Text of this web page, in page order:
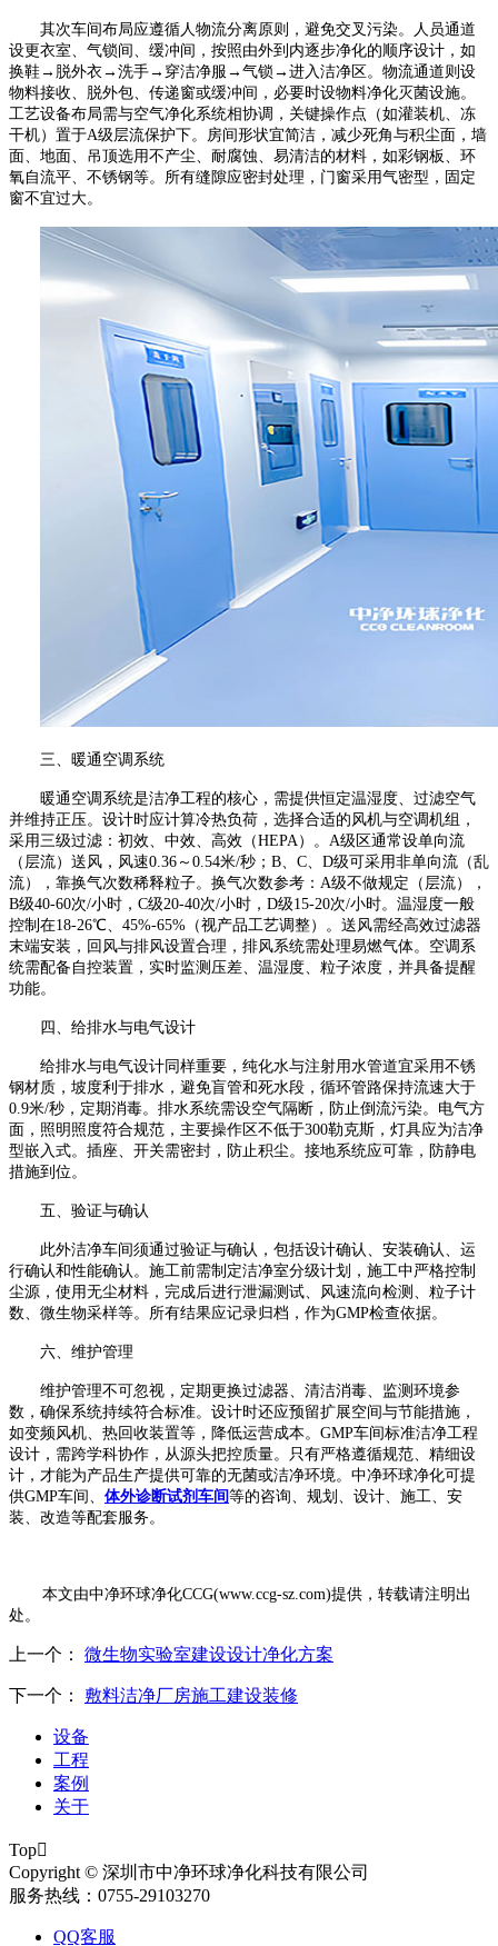
其次车间布局应遵循人物流分离原则，避免交叉污染。人员通道
设更衣室、气锁间、缓冲间，按照由外到内逐步净化的顺序设计，如
换鞋→脱外衣→洗手→穿洁净服→气锁→进入洁净区。物流通道则设
物料接收、脱外包、传递窗或缓冲间，必要时设物料净化灭菌设施。
工艺设备布局需与空气净化系统相协调，关键操作点（如灌装机、冻
干机）置于A级层流保护下。房间形状宜简洁，减少死角与积尘面，墙
面、地面、吊顶选用不产尘、耐腐蚀、易清洁的材料，如彩钢板、环
氧自流平、不锈钢等。所有缝隙应密封处理，门窗采用气密型，固定
窗不宜过大。
三、暖通空调系统
暖通空调系统是洁净工程的核心，需提供恒定温湿度、过滤空气
并维持正压。设计时应计算冷热负荷，选择合适的风机与空调机组，
采用三级过滤：初效、中效、高效（HEPA ）。 A级区通常设单向流
（层流）送风，风速0.36 ～ 0.54米/秒； B C D级可采用非单向流（乱
流），靠换气次数稀释粒子。换气次数参考： A级不做规定（层流），
B级40-60次/小时， C级20-40次/小时， D级15-20次/小时。温湿度一般
控制在18-26℃、 45%-65% （视产品工艺调整）。送风需经高效过滤器
末端安装，回风与排风设置合理，排风系统需处理易燃气体。空调系
统需配备自控装置，实时监测压差、温湿度、粒子浓度，并具备提醒
功能。
四、给排水与电气设计
给排水与电气设计同样重要，纯化水与注射用水管道宜采用不锈
钢材质，坡度利于排水，避免盲管和死水段，循环管路保持流速大于
0.9米/秒，定期消毒。排水系统需设空气隔断，防止倒流污染。电气方
面，照明照度符合规范，主要操作区不低于300勒克斯，灯具应为洁净
型嵌入式。插座、开关需密封，防止积尘。接地系统应可靠，防静电
措施到位。
五、验证与确认
此外洁净车间须通过验证与确认，包括设计确认、安装确认、运
行确认和性能确认。施工前需制定洁净室分级计划，施工中严格控制
尘源，使用无尘材料，完成后进行泄漏测试、风速流向检测、粒子计
数、微生物采样等。所有结果应记录归档，作为GMP检查依据。
六、维护管理
维护管理不可忽视，定期更换过滤器、清洁消毒、监测环境参
数，确保系统持续符合标准。设计时还应预留扩展空间与节能措施，
如变频风机、热回收装置等，降低运营成本。 GMP车间标准洁净工程
设计，需跨学科协作，从源头把控质量。只有严格遵循规范、精细设
计，才能为产品生产提供可靠的无菌或洁净环境。 中净环球净化可提
供GMP车间、 体外诊断试剂车间等的咨询、规划、设计、施工、安
装、改造等配套服务。
本文由中净环球净化CCG(www.ccg-sz.com)提供，转载请注明出
处。
上一个： 微生物实验室建设设计净化方案
下一个： 敷料洁净厂房施工建设装修
设备
工程
案例
关于
Top
Copyright © 深圳市中净环球净化科技有限公司
服务热线：0755-29103270
QQ客服